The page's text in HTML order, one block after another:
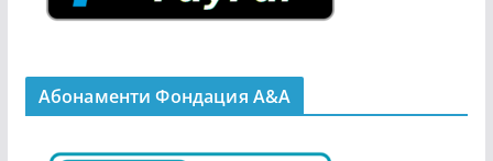
Абонаменти Фондация А&A